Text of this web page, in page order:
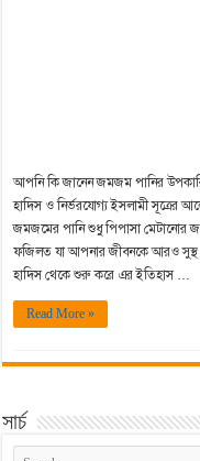
আপনি কি জানেন জমজম পানির
হাদিস ও নির্ভরযোগ্য ইসলামী সূত্রের
জমজমের পানি শুধু পিপাসা মেটানোর
ফজিলত যা আপনার জীবনকে আরও সুস্থ
হাদিস থেকে শুরু করে এর ইতিহাস …
Read More »
সার্চ